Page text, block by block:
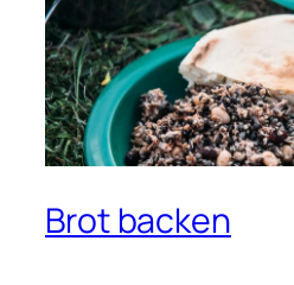
Brot backen